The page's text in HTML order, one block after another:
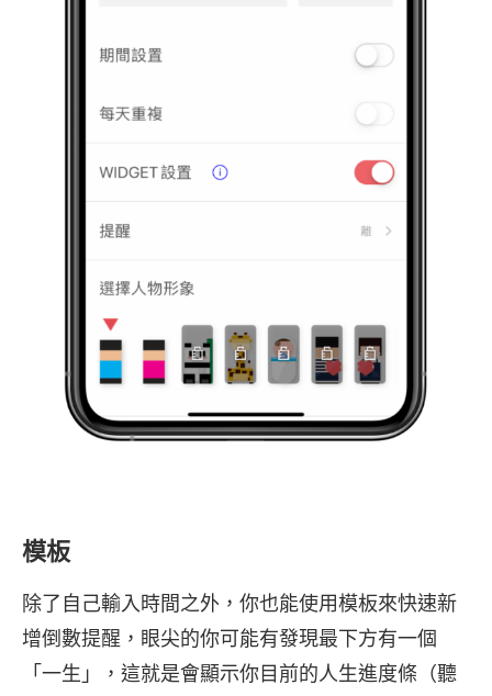
模板
除了自己輸入時間之外，你也能使用模板來快速新
增倒數提醒，眼尖的你可能有發現最下方有一個
「一生」，這就是會顯示你目前的人生進度條（聽